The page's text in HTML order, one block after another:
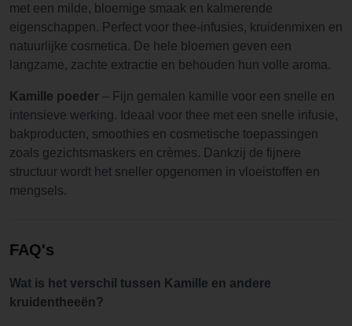
met een milde, bloemige smaak en kalmerende
eigenschappen. Perfect voor thee-infusies, kruidenmixen en
natuurlijke cosmetica. De hele bloemen geven een
langzame, zachte extractie en behouden hun volle aroma.
Kamille poeder – Fijn gemalen kamille voor een snelle en
intensieve werking. Ideaal voor thee met een snelle infusie,
bakproducten, smoothies en cosmetische toepassingen
zoals gezichtsmaskers en crèmes. Dankzij de fijnere
structuur wordt het sneller opgenomen in vloeistoffen en
mengsels.
FAQ's
Wat is het verschil tussen Kamille en andere
kruidentheeën?